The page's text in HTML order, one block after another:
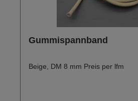
Gummispannband
Beige, DM 8 mm Preis per lfm